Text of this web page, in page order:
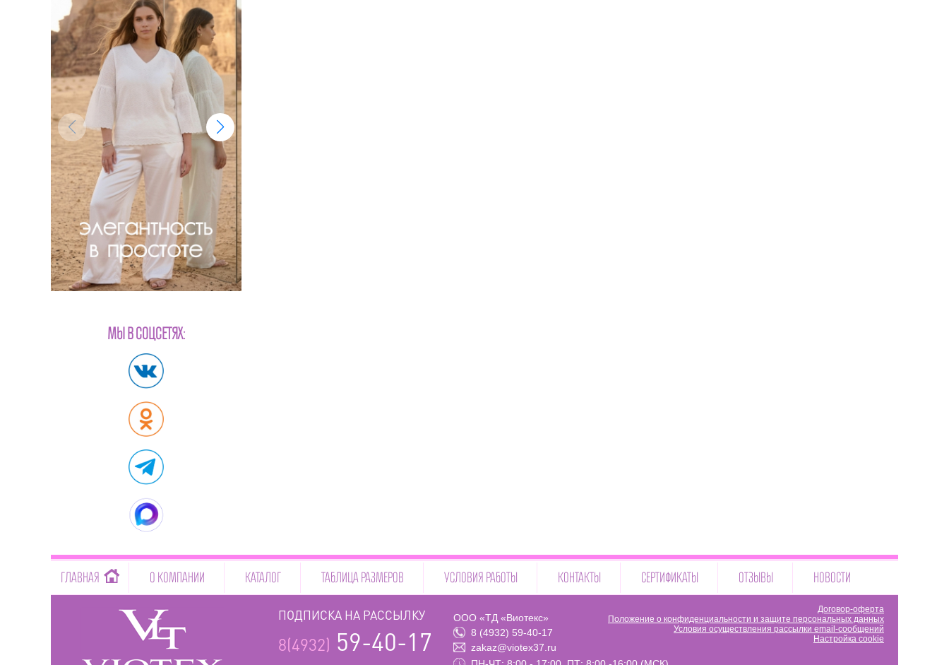
МЫ В СОЦСЕТЯХ:
ГЛАВНАЯ О КОМПАНИИ КАТАЛОГ ТАБЛИЦА РАЗМЕРОВ УСЛОВИЯ РАБОТЫ КОНТАКТЫ СЕРТИФИКАТЫ ОТЗЫВЫ НОВОСТИ
ПОДПИСКА НА РАССЫЛКУ
8(4932) 59-40-17
ООО «ТД «Виотекс»
8 (4932) 59-40-17
zakaz@viotex37.ru
Договор-оферта
Положение о конфиденциальности и защите персональных данных
Условия осуществления рассылки email-сообщений
Настройка cookie
-->